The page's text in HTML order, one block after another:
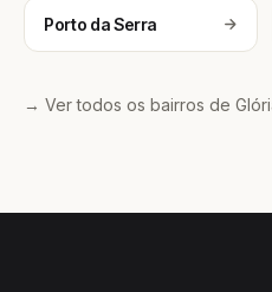
Porto da Serra
→ Ver todos os bairros de